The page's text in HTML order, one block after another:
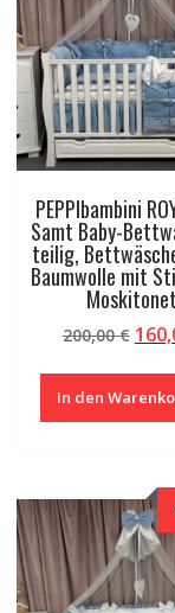
PEPPIbambini
Samt Baby-
teilig,
Baumwolle mit
200,00€
war:
In den